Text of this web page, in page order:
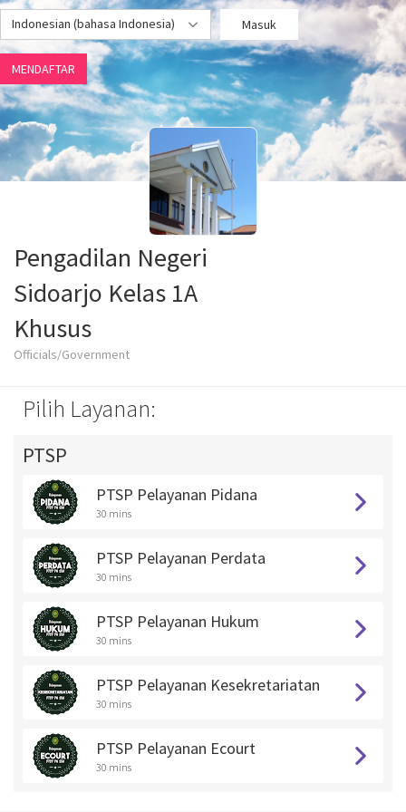
Indonesian (bahasa Indonesia) Masuk
MENDAFTAR
Pengadilan Negeri
Sidoarjo Kelas 1A
Khusus
Officials/Government
Pilih Layanan:
PTSP
PTSP Pelayanan Pidana
30 mins
PTSP Pelayanan Perdata
30 mins
PTSP Pelayanan Hukum
30 mins
PTSP Pelayanan Kesekretariatan
30 mins
PTSP Pelayanan Ecourt
30 mins